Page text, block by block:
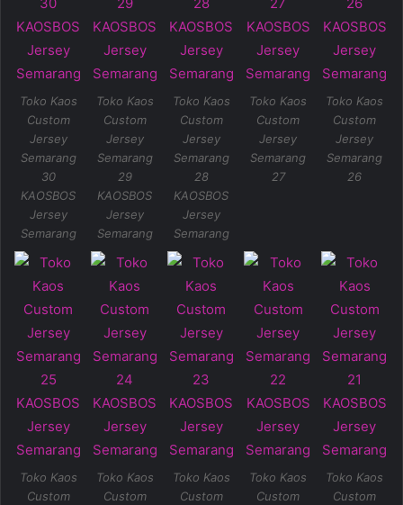
Toko Kaos
Custom
Jersey
Semarang
30
KAOSBOS
Jersey
Semarang
Toko Kaos
Custom
Jersey
Semarang
29
KAOSBOS
Jersey
Semarang
Toko Kaos
Custom
Jersey
Semarang
28
KAOSBOS
Jersey
Semarang
Toko Kaos
Custom
Jersey
Semarang
27
Toko Kaos
Custom
Jersey
Semarang
26
Toko Kaos
Custom
Toko Kaos
Custom
Toko Kaos
Custom
Toko Kaos
Custom
Toko Kaos
Custom